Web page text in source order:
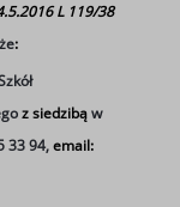
się o
w roku
5 im. Leszka
L 119/38
:
z siedzibąw
33 94,email: